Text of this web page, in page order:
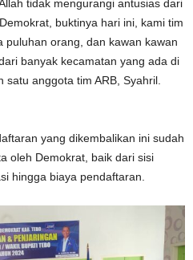
tidak mengurangi antusias dari
buktinya hari ini, kami tim
puluhan orang, dan kawan kawan
banyak kecamatan yang ada di
satu anggota tim ARB, Syahril.
yang dikembalikan ini sudah
oleh Demokrat, baik dari sisi
hingga biaya pendaftaran.